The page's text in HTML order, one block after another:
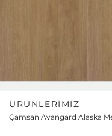
ÜRÜNLERIMIZ
Çamsan Avangard Alaska